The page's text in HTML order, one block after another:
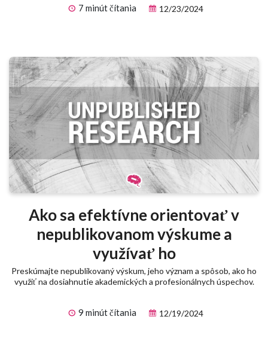
7 minút čítania 12/23/2024
Ako sa efektívne orientovať v
nepublikovanom výskume a
využívať ho
Preskúmajte nepublikovaný výskum, jeho význam a spôsob, ako ho
využiť na dosiahnutie akademických a profesionálnych úspechov.
9 minút čítania 12/19/2024